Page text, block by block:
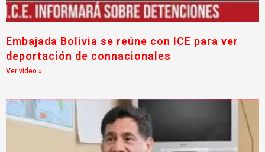
Embajada Bolivia se reúne con ICE para ver
deportación de connacionales
Ver video »